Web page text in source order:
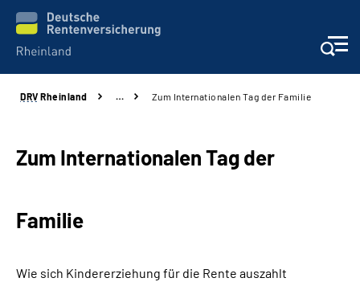
Aktuelles
Beratung und Kontakt
DRV Rheinland … Zum Internationalen Tag der Familie
Zum Internationalen Tag der
Familie
Wie sich Kindererziehung für die Rente auszahlt